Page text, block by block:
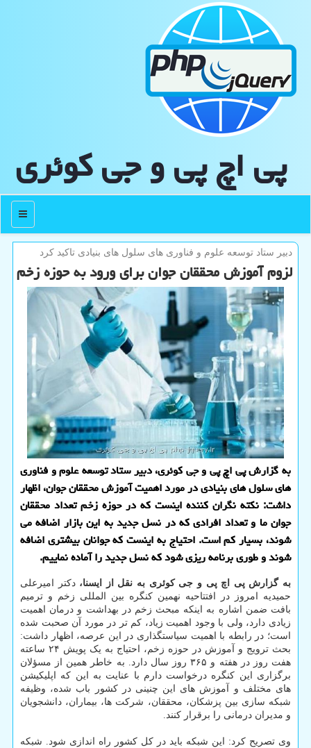
پی اچ پی و جی كوئری
منو
دبیر ستاد توسعه علوم و فناوری های سلول های بنیادی تاكید كرد
لزوم آموزش محققان جوان برای ورود به حوزه زخم
به گزارش پی اچ پی و جی کوئری، دبیر ستاد توسعه علوم و فناوری
های سلول های بنیادی در مورد اهمیت آموزش محققان جوان، اظهار
داشت: نکته نگران کننده اینست که در حوزه زخم تعداد محققان
جوان ما و تعداد افرادی که در نسل جدید به این بازار اضافه می
شوند، بسیار کم است. احتیاج به اینست که جوانان بیشتری اضافه
شوند و طوری برنامه ریزی شود که نسل جدید را آماده نماییم.
به گزارش پی اچ پی و جی کوئری به نقل از ایسنا،دکتر امیرعلی
حمیدیه امروز در افتتاحیه نهمین کنگره بین المللی زخم و ترمیم
بافت ضمن اشاره به اینکه مبحث زخم در بهداشت و درمان اهمیت
زیادی دارد، ولی با وجود اهمیت زیاد، کم تر در مورد آن صحبت شده
است؛ در رابطه با اهمیت سیاستگذاری در این عرصه، اظهار داشت:
بحث ترویج و آموزش در حوزه زخم، احتیاج به یک پویش ۲۴ ساعته
هفت روز در هفته و ۳۶۵ روز سال دارد. به خاطر همین از مسؤلان
برگزاری این کنگره درخواست دارم با عنایت به این که اپلیکیشن
های مختلف و آموزش های این چنینی در کشور باب شده، وظیفه
شبکه سازی بین پزشکان، محققان، شرکت ها، بیماران، دانشجویان
و مدیران درمانی را برقرار کنند.
وی تصریح کرد: این شبکه باید در کل کشور راه اندازی شود. شبکه